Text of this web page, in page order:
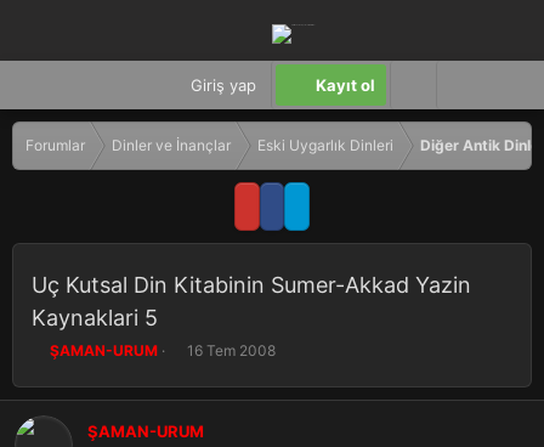
Giriş yap Kayıt ol
Forumlar Dinler ve İnançlar Eski Uygarlık Dinleri Diğer Antik Dinler
Uç Kutsal Din Kitabinin Sumer-Akkad Yazin
Kaynaklari 5
K
n
b
ŞAMAN-URUM
B
ş
a
16 Tem 2008
ŞAMAN-URUM